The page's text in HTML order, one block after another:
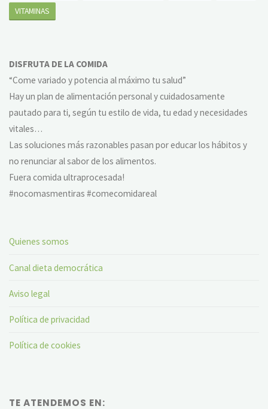
VITAMINAS
DISFRUTA DE LA COMIDA
“Come variado y potencia al máximo tu salud”
Hay un plan de alimentación personal y cuidadosamente
pautado para ti, según tu estilo de vida, tu edad y necesidades
vitales…
Las soluciones más razonables pasan por educar los hábitos y
no renunciar al sabor de los alimentos.
Fuera comida ultraprocesada!
#nocomasmentiras #comecomidareal
Quienes somos
Canal dieta democrática
Aviso legal
Política de privacidad
Política de cookies
TE ATENDEMOS EN: